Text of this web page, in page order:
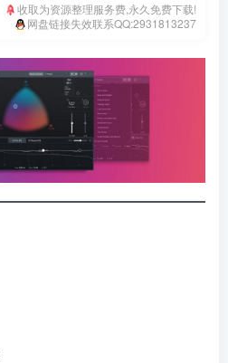
收取为资源整理服务费,永久免费下载!
网盘链接失效联系QQ:2931813237